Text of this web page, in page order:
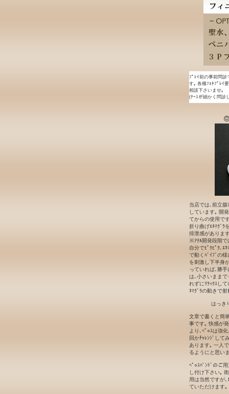
ﾌﾟﾚｲ前の事前問診
す｡ 各種ﾌｪﾁﾌﾟﾚｲ
相談下さいませ｡
(ﾅｰｽが細かく問診
◎
当店では､前立腺
しています｡ 開
てからの使用で
折り曲げｴﾈﾏｸﾞﾗ
排泄感がありま
※ｱﾅﾙ開発段階で
自分でﾋﾟｸﾋﾟｸ､ｴ
で動くﾊﾞｲﾌﾞの
を刺激し下半身
っていれば､勝
は､小さいまま
れずにﾘﾗｯｸｽし
ﾈﾏｸﾞﾗの動きで射
はっき
文章で書くと簡
事です｡ 快感が
より､ﾍﾟ○ｽは強
回かﾁｬﾚﾝｼﾞして
あります｡ 一人
るようにと思い
ﾍﾟ○ｽﾊﾞﾝﾄﾞのご
し付け下さい｡
用は当然ですが､
ていただけます｡